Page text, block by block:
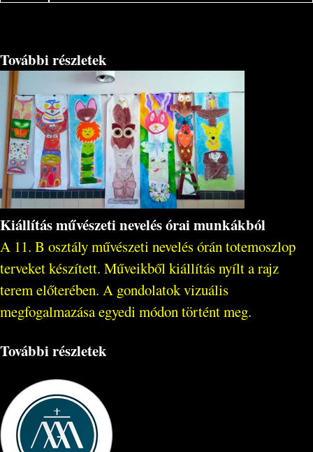
További részletek
Kiállítás művészeti nevelés órai munkákból
A 11. B osztály művészeti nevelés órán totemoszlop
terveket készített. Műveikből kiállítás nyílt a rajz
terem előterében. A gondolatok vizuális
megfogalmazása egyedi módon történt meg.
További részletek